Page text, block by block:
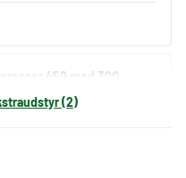
450 med 300
(2)